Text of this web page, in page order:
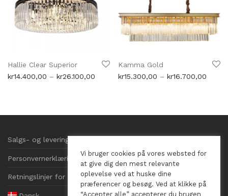
Hallie Clear Superior
kr14.400,00 – kr26.100,00 Prisområde:
Kamma Gold
kr15.300,00 – kr16.700,00
Salgs- og leveringsbetingelser
Personvernerklæring
Retningslinjer for informasjonskapsler
Vi bruger cookies på vores websted for
at give dig den mest relevante
oplevelse ved at huske dine
præferencer og besøg. Ved at klikke på
“Accepter alle” accepterer du brugen